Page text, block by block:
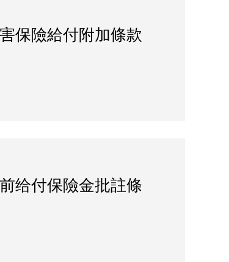
保險給付附加條款
给付保險金批註條